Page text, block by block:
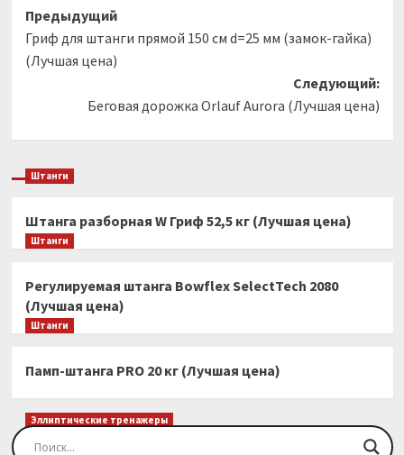
Навигация
записи
Предыдущий
Гриф для штанги прямой 150 см d=25 мм (замок-гайка)
(Лучшая цена)
Следующий:
Беговая дорожка Orlauf Aurora (Лучшая цена)
Штанги
Штанга разборная W Гриф 52,5 кг (Лучшая цена)
Штанги
Регулируемая штанга Bowflex SelectTech 2080
(Лучшая цена)
Штанги
Памп-штанга PRO 20 кг (Лучшая цена)
Эллиптические тренажеры
Эллиптический тренажер EVO FITNESS Orion